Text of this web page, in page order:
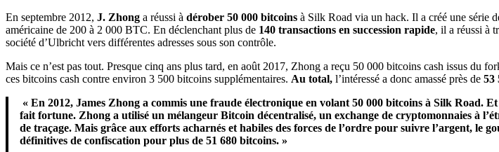
En septembre 2012, J. Zhong a réussi à dérober 50 000 bitcoins à Silk Road via un hack. Il a créé une série
américaine de 200 à 2 000 BTC. En déclenchant plus de 140 transactions en succession rapide, il a réussi à
société d’Ulbricht vers différentes adresses sous son contrôle.
Mais ce n’est pas tout. Presque cinq ans plus tard, en août 2017, Zhong a reçu 50 000 bitcoins cash issus du
ces bitcoins cash contre environ 3 500 bitcoins supplémentaires. Au total, l’intéressé a donc amassé près de 53
« En 2012, James Zhong a commis une fraude électronique en volant 50 000 bitcoins à Silk Road.
fait fortune. Zhong a utilisé un mélangeur Bitcoin décentralisé, un exchange de cryptomonnaies à
de traçage. Mais grâce aux efforts acharnés et habiles des forces de l’ordre pour suivre l’argent, le
définitives de confiscation pour plus de 51 680 bitcoins. »